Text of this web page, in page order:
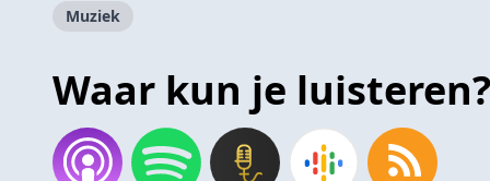
Muziek
Waar kun je luisteren?